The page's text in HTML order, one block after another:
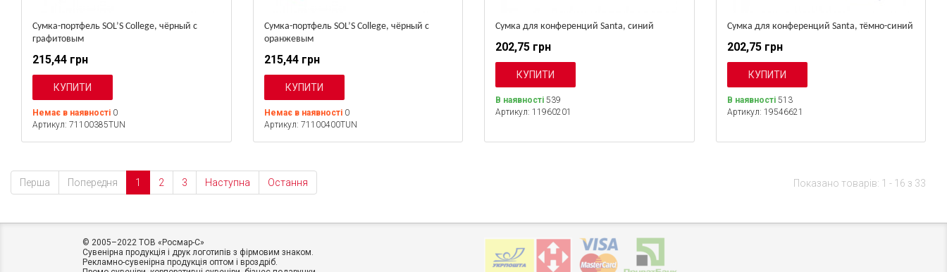
Сумка-портфель SOL’S College, чёрный с
графитовым
215,44 грн
Немає в наявності 0
Артикул: 71100385TUN
Сумка-портфель SOL’S College, чёрный с
оранжевым
215,44 грн
Немає в наявності 0
Артикул: 71100400TUN
Сумка для конференций Santa, синий
202,75 грн
В наявності 539
Артикул: 11960201
Сумка для конференций Santa, тёмно-синий
202,75 грн
В наявності513
Артикул: 19546621
Перша Попередня 1 2 3 Наступна Остання Показано товарів: 1 - 16 з 33
© 2005–2022 ТОВ «Росмар-C»
Сувенірна продукція і друк логотипів з фірмовим знаком.
Рекламно-сувенірна продукція оптом і вроздріб.